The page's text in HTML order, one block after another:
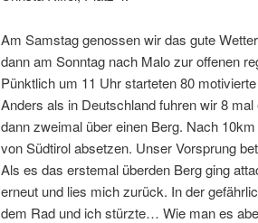
Am Samstag genossen wir das gute
dann am Sonntag nach Malo zur offenen
Pünktlich um 11 Uhr starteten 80
Anders als in Deutschland fuhren wir 8
dann zweimal über einen Berg. Nach
von Südtirol absetzen. Unser Vorsprung
Als es das erstemal überden Berg ging
erneut und lies mich zurück. In der
dem Rad und ich stürzte… Wie man es